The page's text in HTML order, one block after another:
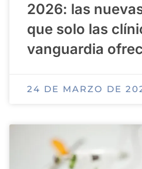
2026: las
que solo las
vanguardia
24 DE MARZO DE